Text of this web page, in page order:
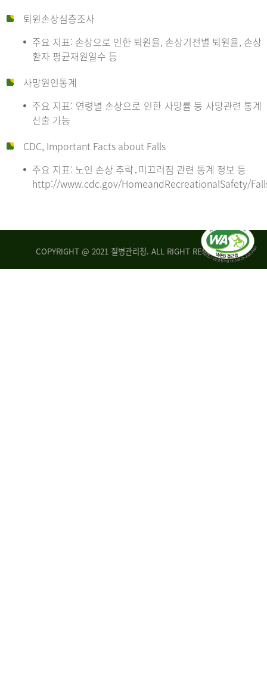
퇴원손상심층조사
주요 지표: 손상으로 인한 퇴원율, 손상기전별 퇴원율, 손상
환자 평균재원일수 등
사망원인통계
주요 지표: 연령별 손상으로 인한 사망률 등 사망관련 통계
산출 가능
CDC, Important Facts about Falls
주요 지표: 노인 손상 추락․미끄러짐 관련 통계 정보 등
http://www.cdc.gov/HomeandRecreationalSafety/
COPYRIGHT @ 2021 질병관리청. ALL RIGHT RESERVED